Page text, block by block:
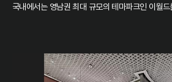
국내에서는 영남권 최대 규모의 테마파크인 이월